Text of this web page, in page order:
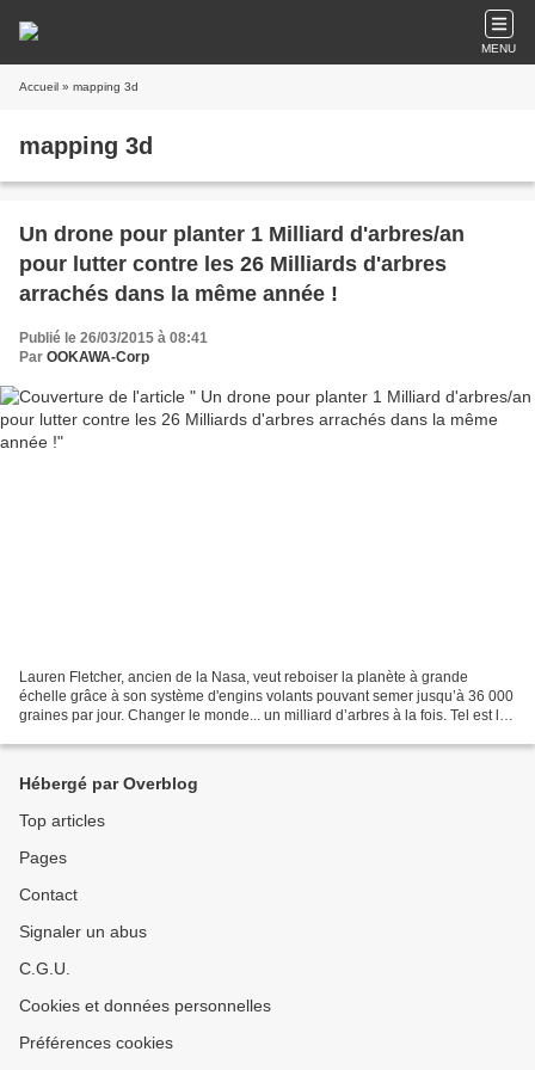
MENU
Accueil » mapping 3d
mapping 3d
Un drone pour planter 1 Milliard d'arbres/an
pour lutter contre les 26 Milliards d'arbres
arrachés dans la même année !
Publié le 26/03/2015 à 08:41
Par OOKAWA-Corp
Lauren Fletcher, ancien de la Nasa, veut reboiser la planète à grande
échelle grâce à son système d'engins volants pouvant semer jusqu’à 36 000
graines par jour. Changer le monde... un milliard d’arbres à la fois. Tel est le
Hébergé par Overblog
Top articles
Pages
Contact
Signaler un abus
C.G.U.
Cookies et données personnelles
Préférences cookies